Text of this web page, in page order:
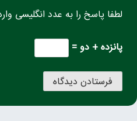
لطفا پاسخ را به عدد انگلیسی
پانزده + دو =